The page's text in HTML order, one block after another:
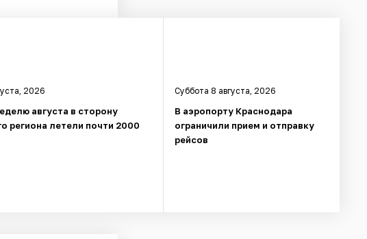
2026
августа в сторону
региона летели почти 2000
Суббота 8 августа, 2026
В аэропорту Краснодара
ограничили прием и отправку
рейсов